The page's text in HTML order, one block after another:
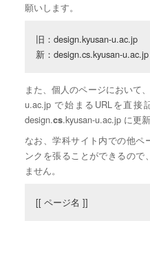
願いします。
旧：design.kyusan-u.ac.jp
新：design.cs.kyusan-u.ac.jp
また、個人のページにおいて
u.ac.jp で始まるURLを直接
design.cs.kyusan-u.ac.jp に更
なお、学科サイト内での他ペ
ンクを張ることができるので
ません。
[[ ページ名 ]]